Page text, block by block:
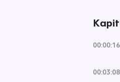
00:00:16
00:03:08